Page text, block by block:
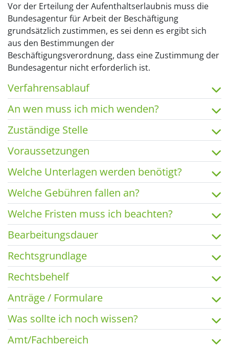
Vor der Erteilung der Aufenthaltserlaubnis muss die
Bundesagentur für Arbeit der Beschäftigung
grundsätzlich zustimmen, es sei denn es ergibt sich
aus den Bestimmungen der
Beschäftigungsverordnung, dass eine Zustimmung der
Bundesagentur nicht erforderlich ist.
Verfahrensablauf
An wen muss ich mich wenden?
Zuständige Stelle
Voraussetzungen
Welche Unterlagen werden benötigt?
Welche Gebühren fallen an?
Welche Fristen muss ich beachten?
Bearbeitungsdauer
Rechtsgrundlage
Rechtsbehelf
Anträge / Formulare
Was sollte ich noch wissen?
Amt/Fachbereich